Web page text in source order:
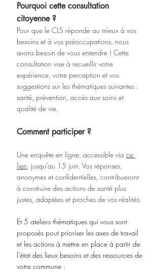
Pourquoi cette consultation
citoyenne ?
Pour que le CLS réponde au mieux à vos
besoins et à vos préoccupations, nous
avons besoin de vous entendre ! Cette
consultation vise à recueillir votre
expérience, votre perception et vos
suggestions sur les thématiques suivantes :
santé, prévention, accès aux soins et
qualité de vie.
Comment participer ?
Une enquête en ligne, accessible via ce
lien, jusqu’au 15 juin. Vos réponses,
anonymes et confidentielles, contribueront
à construire des actions de santé plus
justes, adaptées et proches de vos réalités.
Et 5 ateliers thématiques qui vous sont
proposés pout prioriser les axes de travail
et les actions à mettre en place à partir de
l'état des lieux besoins et des ressources de
votre commune :